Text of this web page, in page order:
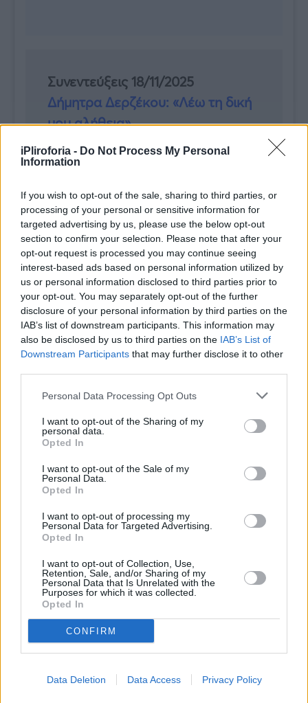
iPliroforia - Do Not Process My Personal
Information
If you wish to opt-out of the sale, sharing to third parties, or
processing of your personal or sensitive information for
targeted advertising by us, please use the below opt-out
section to confirm your selection. Please note that after your
opt-out request is processed you may continue seeing
interest-based ads based on personal information utilized by
us or personal information disclosed to third parties prior to
your opt-out. You may separately opt-out of the further
disclosure of your personal information by third parties on the
IAB’s list of downstream participants. This information may
also be disclosed by us to third parties on the IAB’s List of
Downstream Participants that may further disclose it to other
Personal Data Processing Opt Outs
I want to opt-out of the Sharing of my
personal data.
Opted In
I want to opt-out of the Sale of my
Personal Data.
Opted In
I want to opt-out of processing my
Personal Data for Targeted Advertising.
Opted In
I want to opt-out of Collection, Use,
Retention, Sale, and/or Sharing of my
Personal Data that Is Unrelated with the
Purposes for which it was collected.
Opted In
CONFIRM
Data Deletion Data Access Privacy Policy
Συνεντεύξεις 18/11/2025
Δήμητρα Δερζέκου: «Λέω τη δική
μου αλήθεια»
Συνεντεύξεις 18/11/2025
Τζεφ Μοντάνα: «Κανένας δεν
μπορεί να σου πει ποιος είσαι»